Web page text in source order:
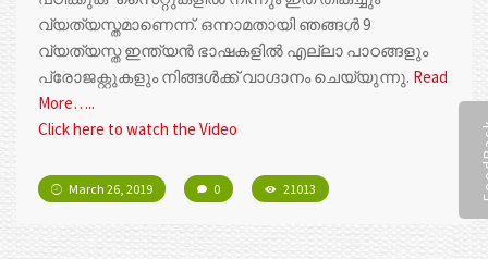
വ്യത്യസ്തമാണെന്ന്. ഒന്നാമതായി ഞങ്ങൾ 9
വ്യത്യസ്ത ഇന്ത്യൻ ഭാഷകളിൽ എല്ലാ പാഠങ്ങളും
പ്രോജക്റ്റുകളും നിങ്ങള്‍ക്ക് വാഗ്ദാനം ചെയ്യുന്നു. Read
More…..
Click here to watch the Video
March 26, 2019 0 21013